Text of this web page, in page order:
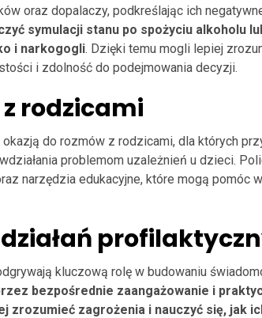
oraz dopalaczy, podkreślając ich
symulacji stanu po spożyciu alkoholu
i narkogogli. Dzięki temu mogli lepiej
i zdolność do podejmowania decyzji.
rodzicami
okazją do rozmów z rodzicami, dla których
problemom uzależnień u dzieci.
narzędzia edukacyjne, które mogą pomóc
kluczową rolę w budowaniu
bezpośrednie zaangażowanie i
zrozumieć zagrożenia i nauczyć się, jak